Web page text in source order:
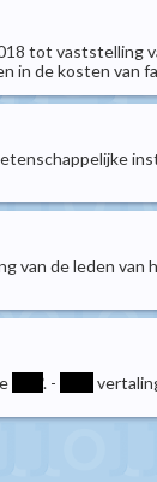
tot vaststelling
in de kosten van
de leden
. -